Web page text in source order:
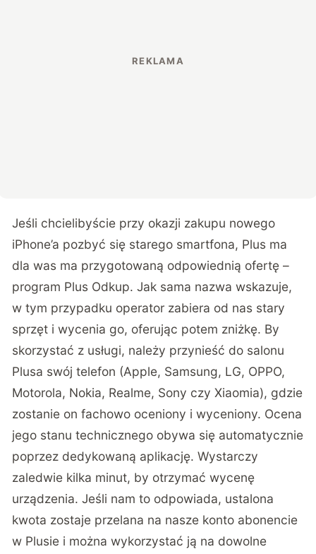
Jeśli chcielibyście przy okazji zakupu nowego
iPhone’a pozbyć się starego smartfona, Plus ma
dla was ma przygotowaną odpowiednią ofertę –
program Plus Odkup. Jak sama nazwa wskazuje,
w tym przypadku operator zabiera od nas stary
sprzęt i wycenia go, oferując potem zniżkę. By
skorzystać z usługi, należy przynieść do salonu
Plusa swój telefon (Apple, Samsung, LG, OPPO,
Motorola, Nokia, Realme, Sony czy Xiaomia), gdzie
zostanie on fachowo oceniony i wyceniony. Ocena
jego stanu technicznego obywa się automatycznie
poprzez dedykowaną aplikację. Wystarczy
zaledwie kilka minut, by otrzymać wycenę
urządzenia. Jeśli nam to odpowiada, ustalona
kwota zostaje przelana na nasze konto abonencie
w Plusie i można wykorzystać ją na dowolne